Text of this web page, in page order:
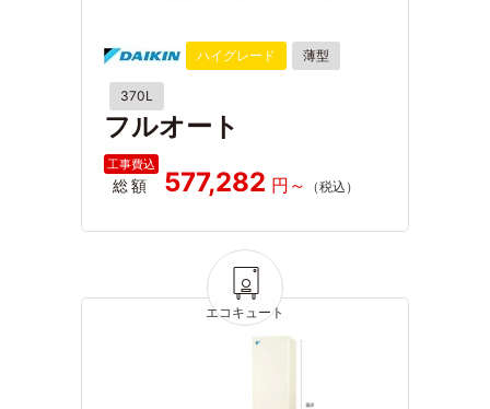
ハイグレード 薄型
370L
フルオート
総額 577,282